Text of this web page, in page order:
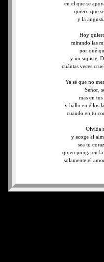
en el que se
quiero que
y la
Hoy
mirando las
por qué
y no supiste,
cuántas veces
Ya sé que no
Señor,
mas en tus
y hallo en ellos
cuando en tu
Olvida
y acoge al
sea tu
quien ponga en la
solamente el